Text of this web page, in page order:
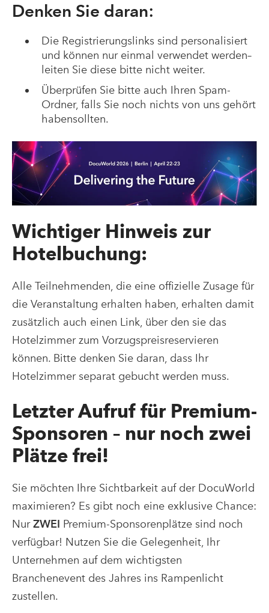
Denken Sie daran:
Die Registrierungslinks sind personalisiert
und können nur einmal verwendet werden–
leiten Sie diese bitte nicht weiter.
Überprüfen Sie bitte auch Ihren Spam-
Ordner, falls Sie noch nichts von uns gehört
habensollten.
Wichtiger Hinweis zur
Hotelbuchung:
Alle Teilnehmenden, die eine offizielle Zusage für
die Veranstaltung erhalten haben, erhalten damit
zusätzlich auch einen Link, über den sie das
Hotelzimmerzum Vorzugspreisreservieren
können. Bitte denken Sie daran, dass Ihr
Hotelzimmer separat gebucht werden muss.
Letzter Aufruf für Premium-
Sponsoren – nur noch zwei
Plätze frei!
Sie möchten Ihre Sichtbarkeit auf der DocuWorld
maximieren? Es gibt noch eine exklusive Chance:
NurZWEI Premium-Sponsorenplätze sind noch
verfügbar! Nutzen Sie die Gelegenheit, Ihr
Unternehmen auf dem wichtigsten
Branchenevent des Jahres ins Rampenlicht
zustellen.